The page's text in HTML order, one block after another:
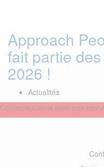
Approach
fait partie
2026 !
Actualités
Connectez-vous avec nos